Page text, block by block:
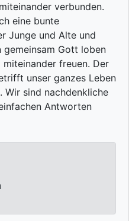
verbunden.
eine bunte
Junge und Alte und
Gott loben
freuen. Der
unser ganzes Leben
Wir sind nachdenkliche
Antworten